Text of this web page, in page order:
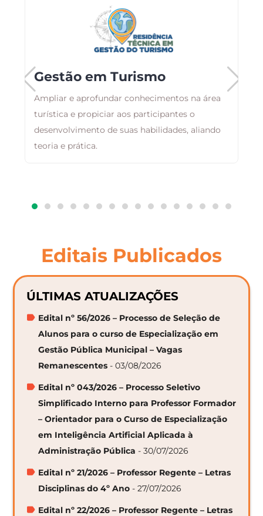
Gestão em Turismo
Ampliar e aprofundar conhecimentos na área
turística e propiciar aos participantes o
desenvolvimento de suas habilidades, aliando
teoria e prática.
Editais Publicados
ÚLTIMAS ATUALIZAÇÕES
Edital nº 56/2026 – Processo de Seleção de
Alunos para o curso de Especialização em
Gestão Pública Municipal – Vagas
Remanescentes - 03/08/2026
Edital nº 043/2026 – Processo Seletivo
Simplificado Interno para Professor Formador
– Orientador para o Curso de Especialização
em Inteligência Artificial Aplicada à
Administração Pública - 30/07/2026
Edital nº 21/2026 – Professor Regente – Letras
Disciplinas do 4º Ano - 27/07/2026
Edital nº 22/2026 – Professor Regente – Letras